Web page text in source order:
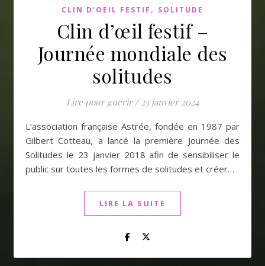
CLIN D'OEIL FESTIF , SOLITUDE
Clin d’œil festif –
Journée mondiale des
solitudes
Lire pour guerir / 23 janvier 2024
L’association française Astrée, fondée en 1987 par
Gilbert Cotteau, a lancé la première Journée des
Solitudes le 23 janvier 2018 afin de sensibiliser le
public sur toutes les formes de solitudes et créer…
LIRE LA SUITE